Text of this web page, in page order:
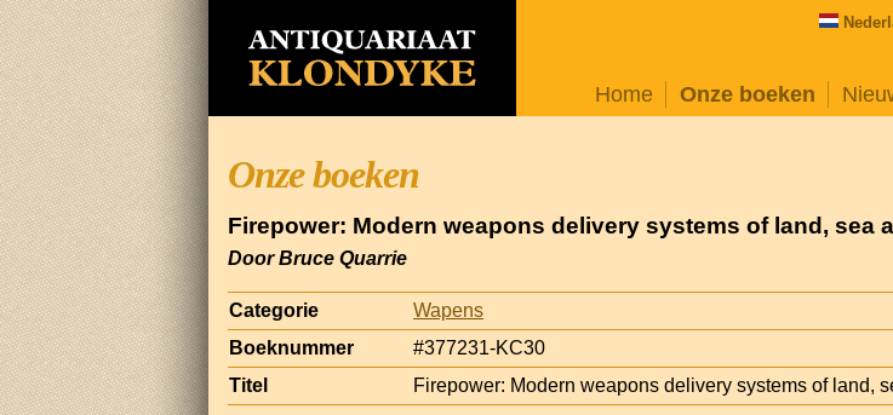
Home Onze boeken
Onze boeken
Firepower: Modern weapons delivery systems of land, sea
Door Bruce Quarrie
Categorie
Wapens
Boeknummer
#377231-KC30
Titel
Firepower: Modern weapons delivery systems of land,